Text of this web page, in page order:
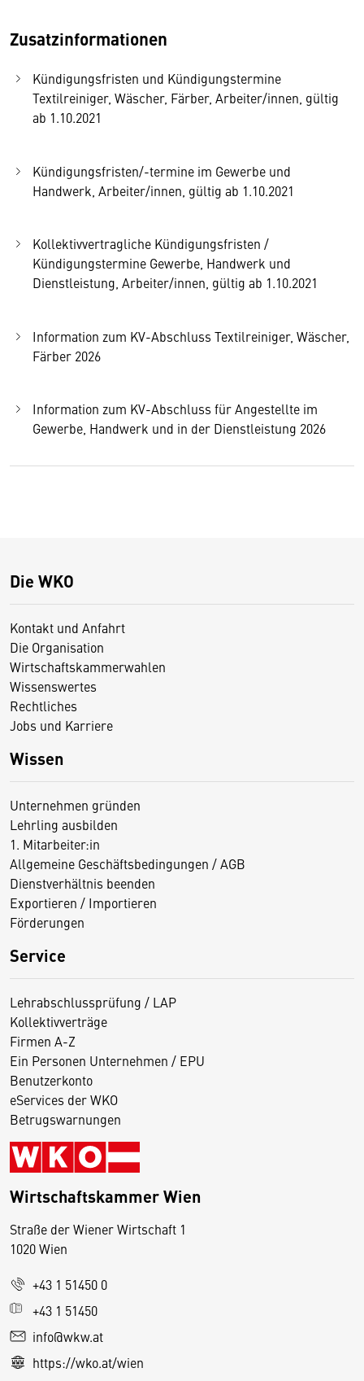
Zusatzinformationen
Kündigungsfristen und Kündigungstermine
Textilreiniger, Wäscher, Färber, Arbeiter/innen, gültig
ab 1.10.2021
Kündigungsfristen/-termine im Gewerbe und
Handwerk, Arbeiter/innen, gültig ab 1.10.2021
Kollektivvertragliche Kündigungsfristen /
Kündigungstermine Gewerbe, Handwerk und
Dienstleistung, Arbeiter/innen, gültig ab 1.10.2021
Information zum KV-Abschluss Textilreiniger, Wäscher,
Färber 2026
Information zum KV-Abschluss für Angestellte im
Gewerbe, Handwerk und in der Dienstleistung 2026
Die WKO
Kontakt und Anfahrt
Die Organisation
Wirtschaftskammerwahlen
Wissenswertes
Rechtliches
Jobs und Karriere
Wissen
Unternehmen gründen
Lehrling ausbilden
1. Mitarbeiter:in
Allgemeine Geschäftsbedingungen / AGB
Dienstverhältnis beenden
Exportieren / Importieren
Förderungen
Service
Lehrabschlussprüfung / LAP
Kollektivverträge
Firmen A-Z
Ein Personen Unternehmen / EPU
Benutzerkonto
eServices der WKO
Betrugswarnungen
Wirtschaftskammer Wien
Straße der Wiener Wirtschaft 1
1020 Wien
+43 1 51450 0
+43 1 51450
info@wkw.at
https://wko.at/wien
D
e
s